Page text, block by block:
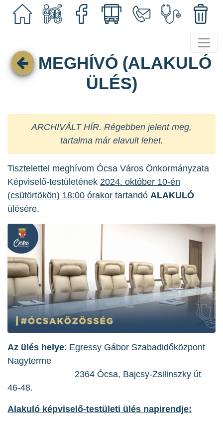
MEGHÍVÓ (ALAKULÓ
ÜLÉS)
ARCHIVÁLT HÍR. Régebben jelent meg,
tartalma már elavult lehet.
Tisztelettel meghívom Ócsa Város Önkormányzata
Képviselő-testületének 2024. október 10-én
(csütörtökön) 18:00 órakor tartandó ALAKULÓ
ülésére.
Az ülés helye: Egressy Gábor Szabadidőközpont
Nagyterme
2364 Ócsa, Bajcsy-Zsilinszky út
46-48.
Alakuló képviselő-testületi ülés napirendje: